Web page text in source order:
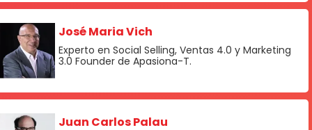
José Maria Vich
Experto en Social Selling, Ventas 4.0 y Marketing
3.0 Founder de Apasiona-T.
Juan Carlos Palau